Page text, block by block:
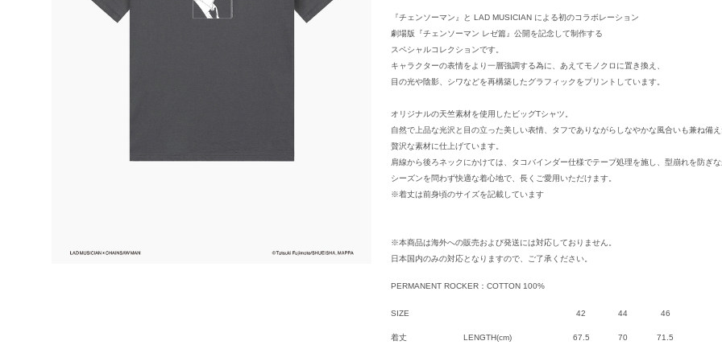
『チェンソーマン』と LAD MUSICIAN による初のコラボレーション
劇場版『チェンソーマン レゼ篇』公開を記念して制作する
スペシャルコレクションです。
キャラクターの表情をより一層強調する為に、あえてモノクロに置き換え、
目の光や陰影、シワなどを再構築したグラフィックをプリントしています。
オリジナルの天竺素材を使用したビッグTシャツ。
自然で上品な光沢と目の立った美しい表情、タフでありながらしなやかな風合いも兼ね備え
贅沢な素材に仕上げています。
肩線から後ろネックにかけては、タコバインダー仕様でテープ処理を施し、型崩れを防ぎな
シーズンを問わず快適な着心地で、長くご愛用いただけます。
※着丈は前身頃のサイズを記載しています
※本商品は海外への販売および発送には対応しておりません。
日本国内のみの対応となりますので、ご了承ください。
PERMANENT ROCKER：COTTON 100%
SIZE 42 44 46
着丈 LENGTH(cm) 67.5 70 71.5